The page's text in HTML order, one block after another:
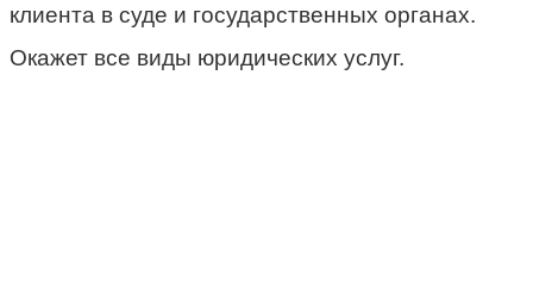
клиента в суде и государственных органах.
Окажет все виды юридических услуг.